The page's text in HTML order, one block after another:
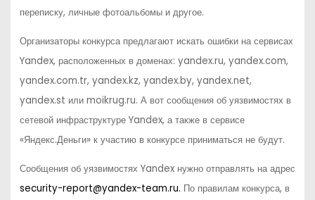
переписку, личные фотоальбомы и другое.
Организаторы конкурса предлагают искать ошибки на сервисах
Yandex, расположенных в доменах: yandex.ru, yandex.com,
yandex.com.tr, yandex.kz, yandex.by, yandex.net,
yandex.st или moikrug.ru. А вот сообщения об уязвимостях в
сетевой инфраструктуре Yandex, а также в сервисе
«Яндекс.Деньги» к участию в конкурсе приниматься не будут.
Сообщения об уязвимостях Yandex нужно отправлять на адрес
security-report@yandex-team.ru. По правилам конкурса, в